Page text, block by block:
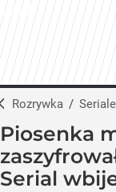
Rozrywka / Seriale
Piosenka
Serial